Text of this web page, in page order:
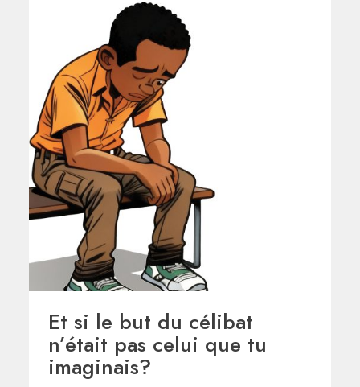
Et si le but du célibat
n’était pas celui que tu
imaginais?